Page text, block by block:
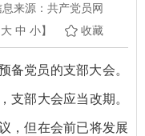
息来源：共产党员网
大 中 小】 收藏
备党员的支部大会。
支部大会应当改期。
，但在会前已将发展